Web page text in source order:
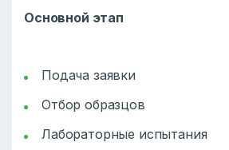
Основной этап
Подача заявки
Отбор образцов
Лабораторные испытания